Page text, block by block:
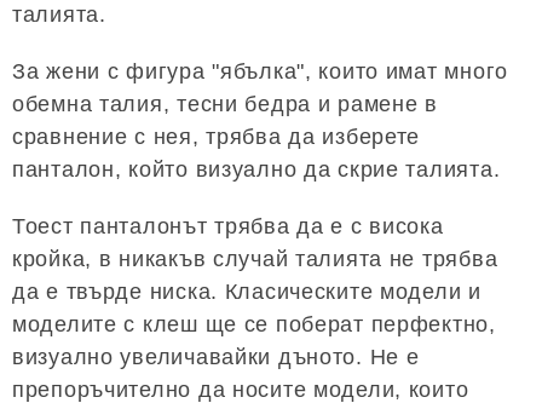
талията.
За жени с фигура "ябълка", които имат много
обемна талия, тесни бедра и рамене в
сравнение с нея, трябва да изберете
панталон, който визуално да скрие талията.
Тоест панталонът трябва да е с висока
кройка, в никакъв случай талията не трябва
да е твърде ниска. Класическите модели и
моделите с клеш ще се поберат перфектно,
визуално увеличавайки дъното. Не е
препоръчително да носите модели, които